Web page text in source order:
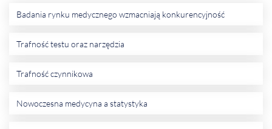
Badania rynku medycznego wzmacniają konkurencyjność
Trafność testu oraz narzędzia
Trafność czynnikowa
Nowoczesna medycyna a statystyka